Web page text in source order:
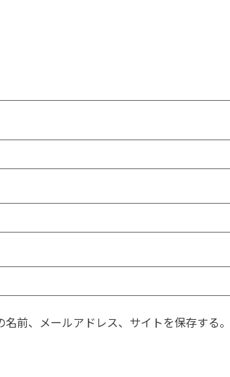
前、メールアドレス、サイトを保存する。